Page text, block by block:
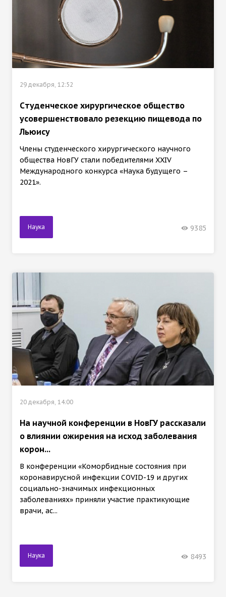
29 декабря, 12:52
Cтуденческое хирургическое общество
усовершенствовало резекцию пищевода по
Льюису
Члены студенческого хирургического научного
общества НовГУ стали победителями XXIV
Международного конкурса «Наука будущего –
2021».
Наука 9385
20 декабря, 14:00
На научной конференции в НовГУ рассказали
о влиянии ожирения на исход заболевания
корон...
В конференции «Коморбидные состояния при
коронавирусной инфекции COVID-19 и других
социально-значимых инфекционных
заболеваниях» приняли участие практикующие
врачи, ас...
Наука 8493